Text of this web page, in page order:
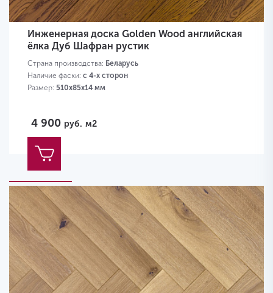
Инженерная доска Golden Wood английская
ёлка Дуб Шафран рустик
Страна производства: Беларусь
Наличие фаски: с 4-х сторон
Размер: 510х85х14 мм
4 900 руб. м2